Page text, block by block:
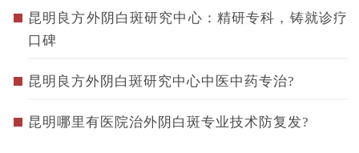
昆明良方外阴白斑研究中心：精研专科，铸就诊疗
口碑
昆明良方外阴白斑研究中心中医中药专治?
昆明哪里有医院治外阴白斑专业技术防复发?